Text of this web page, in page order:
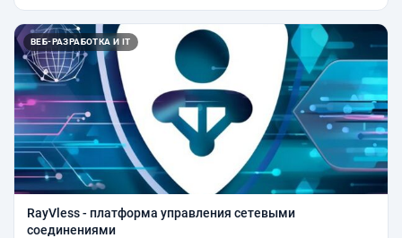
ВЕБ-РАЗРАБОТКА И IT
RayVless - платформа управления сетевыми
соединениями